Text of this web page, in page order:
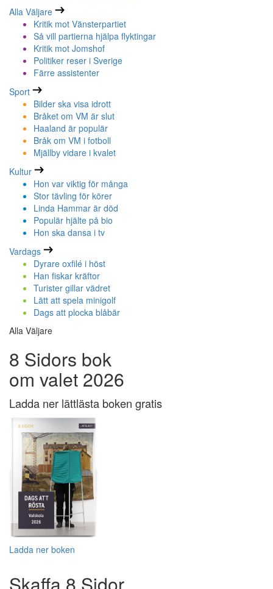
Alla Väljare
Kritik mot Vänsterpartiet
Så vill partierna hjälpa flyktingar
Kritik mot Jomshof
Politiker reser i Sverige
Färre assistenter
Sport
Bilder ska visa idrott
Bråket om VM är slut
Haaland är populär
Bråk om VM i fotboll
Mjällby vidare i kvalet
Kultur
Hon var viktig för många
Stor tävling för körer
Linda Hammar är död
Populär hjälte på bio
Hon ska dansa i tv
Vardags
Dyrare oxfilé i höst
Han fiskar kräftor
Turister gillar vädret
Lätt att spela minigolf
Dags att plocka blåbär
Alla Väljare
8 Sidors bok
om valet 2026
Ladda ner lättlästa boken gratis
Ladda ner boken